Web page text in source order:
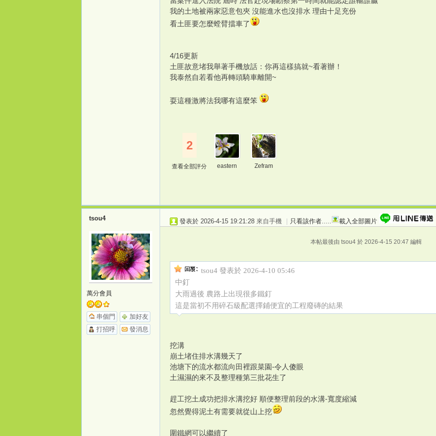
我的土地被兩家惡意包夾 沒能進水也沒排水 理由十足充份
看土匪要怎麼螳臂擋車了
4/16更新
土匪故意堵我舉著手機放話：你再這樣搞就~看著辦！
我泰然自若看他再轉頭騎車離開~
耍這種激將法我哪有這麼笨
2
查看全部評分 eastern Zefram
tsou4
萬分會員
串個門
加好友
打招呼
發消息
發表於 2026-4-15 19:21:28 來自手機 | 只看該作者 載入全部圖片
本帖最後由 tsou4 於 2026-4-15 20:47 編輯
tsou4 發表於 2026-4-10 05:46
中釘
大雨過後 農路上出現很多鐵釘
這是當初不用碎石級配選擇鋪便宜的工程廢磚的結果
挖溝
崩土堵住排水溝幾天了
池塘下的流水都流向田裡跟菜園-令人傻眼
土濕濕的來不及整理種第三批花生了
趕工挖土成功把排水溝挖好 順便整理前段的水溝-寬度縮減
忽然覺得泥土有需要就從山上挖
圍鐵網可以繼續了